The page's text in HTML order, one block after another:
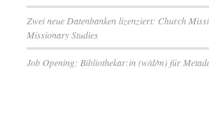
Zwei neue Datenbanken lizenziert: Church
Missionary Studies
Job Opening: Bibliothekar:in (w/d/m) für